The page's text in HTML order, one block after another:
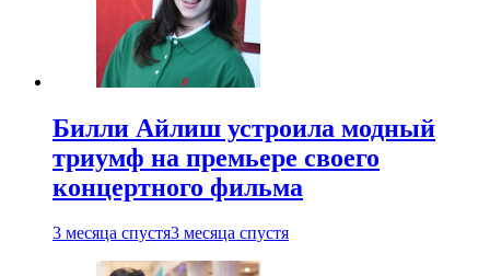
Билли Айлиш устроила модный
триумф на премьере своего
концертного фильма
3 месяца спустя3 месяца спустя